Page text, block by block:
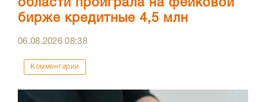
области проиграла на фейковой
бирже кредитные 4,5 млн
06.08.202608:38
Комментарии